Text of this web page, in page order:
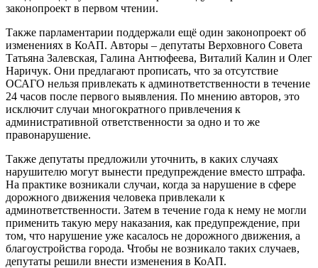
законопроект в первом чтении.
Также парламентарии поддержали ещё один законопроект об
изменениях в КоАП. Авторы – депутаты Верховного Совета
Татьяна Залевская, Галина Антюфеева, Виталий Калин и Олег
Наричук. Они предлагают прописать, что за отсутствие
ОСАГО нельзя привлекать к админответственности в течение
24 часов после первого выявления. По мнению авторов, это
исключит случаи многократного привлечения к
административной ответственности за одно и то же
правонарушение.
Также депутаты предложили уточнить, в каких случаях
нарушителю могут вынести предупреждение вместо штрафа.
На практике возникали случаи, когда за нарушение в сфере
дорожного движения человека привлекали к
админответственности. Затем в течение года к нему не могли
применить такую меру наказания, как предупреждение, при
том, что нарушение уже касалось не дорожного движения, а
благоустройства города. Чтобы не возникало таких случаев,
депутаты решили внести изменения в КоАП.